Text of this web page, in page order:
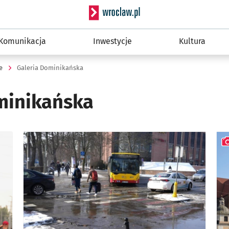
Serwis informacyjny
Inwestycje Kultura
Galeria Dominikańska